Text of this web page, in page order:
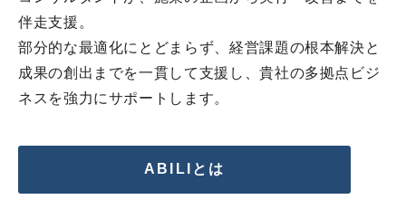
伴走支援。
部分的な最適化にとどまらず、経営課題の根本解決と
成果の創出までを一貫して支援し、貴社の多拠点ビジ
ネスを強力にサポートします。
ABILIとは